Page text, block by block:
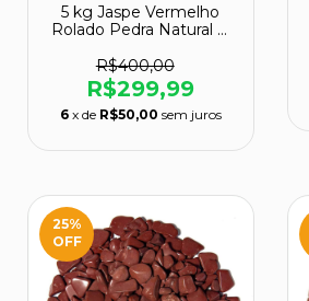
5 kg Jaspe Vermelho
Rolado Pedra Natural G
R$400,00
R$299,99
6 x de R$50,00 sem juros
25%
OFF